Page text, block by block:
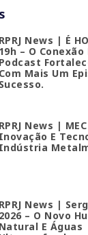
RPRJ News | É
19h – O Conexão
Podcast
Com Mais Um
Sucesso.
RPRJ News |
Inovação E
Indústria
RPRJ News |
2026 – O Novo
Natural E Águas